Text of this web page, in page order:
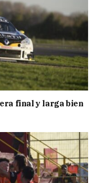
final y larga bien